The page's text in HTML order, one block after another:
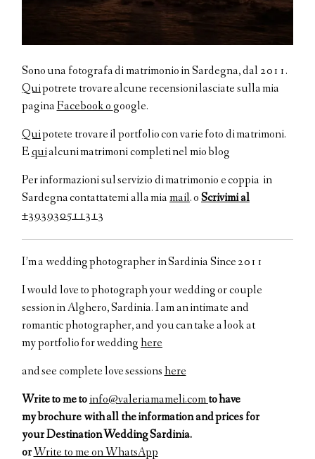
Sono una fotografa di matrimonio in Sardegna, dal 2011.
Quipotrete trovare alcune recensioni lasciate sulla mia
pagina Facebook o google.
Quipotete trovare il portfolio con varie foto di matrimoni.
E quialcuni matrimoni completi nel mio blog
Per informazioni sul servizio di matrimonio e coppia in
Sardegna contattatemi alla mia mail. o Scrivimi al
+393930511313
I’m a wedding photographer in Sardinia Since 2011
I would love to photograph your wedding or couple
session in Alghero, Sardinia. I am anintimate and
romanticphotographer,and you can take a look at
myportfolio for wedding here
and see complete love sessions here
Write to me to info@valeriamameli.com to have
my brochure with all the information and prices for
yourDestination Wedding Sardinia.
or Write to me on WhatsApp